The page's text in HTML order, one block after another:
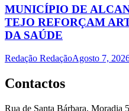
MUNICÍPIO DE
TEJO REFORÇAM
DA SAÚDE
Redação RedaçãoAgosto 7,
Contactos
Rua de Santa Bárbara, Moradia